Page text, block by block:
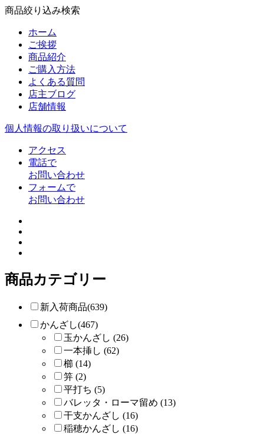
商品絞り込み検索
ホーム
ご挨拶
商品紹介
ご購入方法
よくある質問
店主ブログ
店舗情報
個人情報の取り扱いについて
アクセス
電話で
お問い合わせ
フォームで
お問い合わせ
商品カテゴリー
新入荷商品(639)
かんざし(467)
玉かんざし (26)
一本挿し (62)
櫛 (14)
笄 (2)
平打ち (5)
バレッタ・ローマ留め (13)
干支かんざし (16)
稲穂かんざし (16)